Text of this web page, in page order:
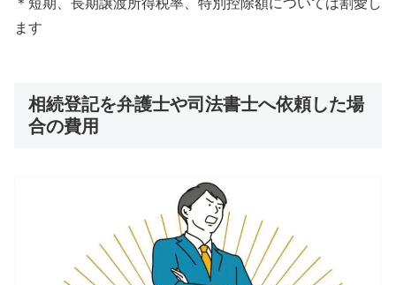
＊短期、長期譲渡所得税率、特別控除額については割愛し
ます
相続登記を弁護士や司法書士へ依頼した場
合の費用